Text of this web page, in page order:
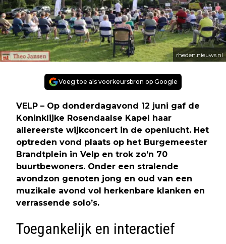
rheden.nieuws.nl
Voeg toe als voorkeursbron op Google
VELP – Op donderdagavond 12 juni gaf de
Koninklijke Rosendaalse Kapel haar
allereerste wijkconcert in de openlucht. Het
optreden vond plaats op het Burgemeester
Brandtplein in Velp en trok zo’n 70
buurtbewoners. Onder een stralende
avondzon genoten jong en oud van een
muzikale avond vol herkenbare klanken en
verrassende solo’s.
Toegankelijk en interactief